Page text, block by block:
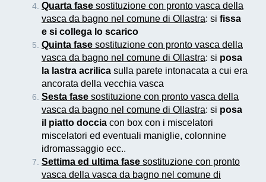
Quarta fase sostituzione con pronto vasca della
vasca da bagno nel comune di Ollastra: si fissa
e si collega lo scarico
Quinta fase sostituzione con pronto vasca della
vasca da bagno nel comune di Ollastra: si posa
la lastra acrilica sulla parete intonacata a cui era
ancorata della vecchia vasca
Sesta fase sostituzione con pronto vasca della
vasca da bagno nel comune di Ollastra: si posa
il piatto doccia con box con i miscelatori
miscelatori ed eventuali maniglie, colonnine
idromassaggio ecc..
Settima ed ultima fase sostituzione con pronto
vasca della vasca da bagno nel comune di